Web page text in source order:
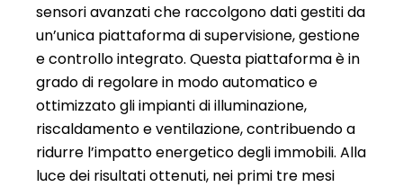
sensori avanzati che raccolgono dati gestiti da
un’unica piattaforma di supervisione, gestione
e controllo integrato. Questa piattaforma è in
grado di regolare in modo automatico e
ottimizzato gli impianti di illuminazione,
riscaldamento e ventilazione, contribuendo a
ridurre l’impatto energetico degli immobili. Alla
luce dei risultati ottenuti, nei primi tre mesi